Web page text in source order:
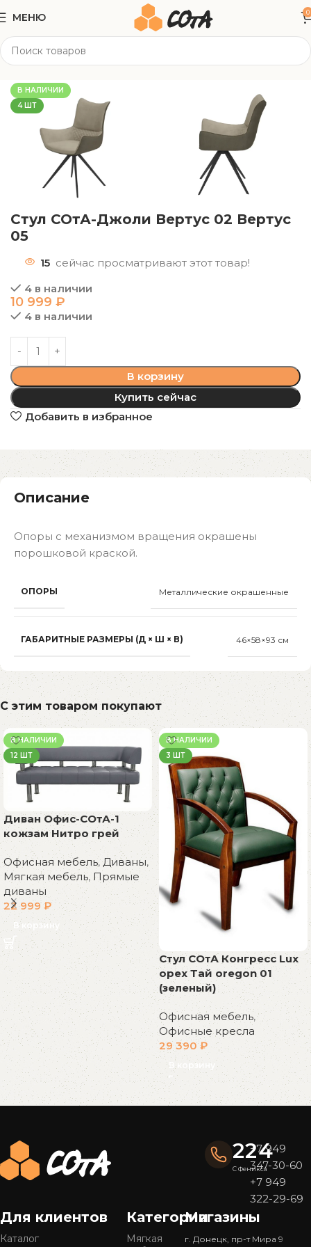
МЕНЮ 0
Офисная мебель
В НАЛИЧИИ
4 ШТ
Стул СОтА-Джоли Вертус 02 Вертус
05
15 сейчас просматривают этот товар!
4 в наличии
10 999 ₽
4 в наличии
В корзину
Купить сейчас
Добавить в избранное
Описание
Опоры с механизмом вращения окрашены
порошковой краской.
ОПОРЫ Металлические окрашенные
ГАБАРИТНЫЕ РАЗМЕРЫ (Д × Ш × В) 46×58×93 см
С этим товаром покупают
В НАЛИЧИИ
12 ШТ
Диван Офис-СОтА-1
кожзам Нитро грей
Офисная мебель,Диваны,
Мягкая мебель, Прямые
диваны
22 999₽
В корзину
В НАЛИЧИИ
3 ШТ
Стул СОтА Конгресс Lux
орех Тай oregon 01
(зеленый)
Офисная мебель,
Офисные кресла
29 390₽
В корзину
Read More
224
С Феникса
+7 949
347-30-60
+7 949
322-29-69
Для клиентов
Каталог
Категории
Мягкая
Магазины
г. Донецк, пр-т Мира 9